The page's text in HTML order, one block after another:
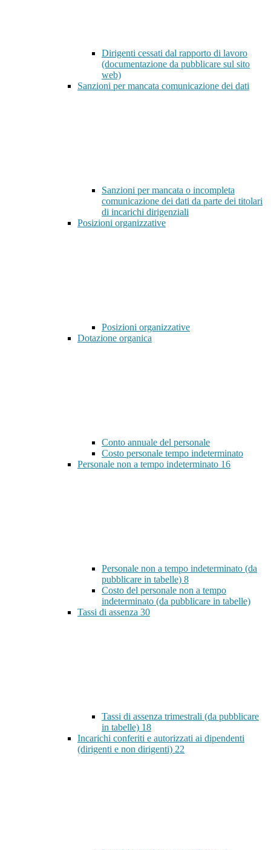
Dirigenti cessati dal rapporto di lavoro
(documentazione da pubblicare sul sito
web)
Sanzioni per mancata comunicazione dei dati
Sanzioni per mancata o incompleta
comunicazione dei dati da parte dei titolari
di incarichi dirigenziali
Posizioni organizzative
Posizioni organizzative
Dotazione organica
Conto annuale del personale
Costo personale tempo indeterminato
Personale non a tempo indeterminato 16
Personale non a tempo indeterminato (da
pubblicare in tabelle) 8
Costo del personale non a tempo
indeterminato (da pubblicare in tabelle)
Tassi di assenza 30
Tassi di assenza trimestrali (da pubblicare
in tabelle) 18
Incarichi conferiti e autorizzati ai dipendenti
(dirigenti e non dirigenti) 22